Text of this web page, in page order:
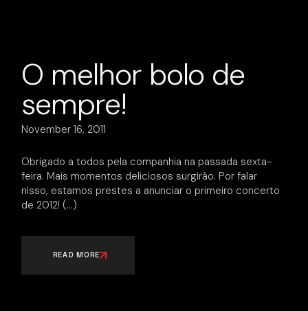
O melhor bolo de
sempre!
November 16, 2011
Obrigado a todos pela companhia na passada sexta-
feira. Mais momentos deliciosos surgirão. Por falar
nisso, estamos prestes a anunciar o primeiro concerto
de 2012!
READ MORE